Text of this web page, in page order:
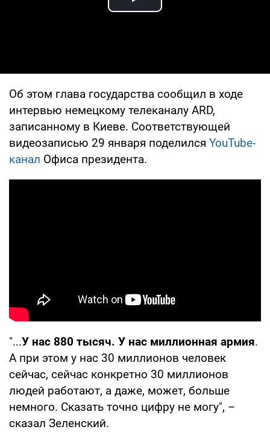
Play Video
Об этом глава государства сообщил в ходе
интервью немецкому телеканалу ARD,
записанному в Киеве. Соответствующей
видеозаписью 29 января поделился YouTube-
канал Офиса президента.
"...У нас 880 тысяч. У нас миллионная армия.
А при этом у нас 30 миллионов человек
сейчас, сейчас конкретно 30 миллионов
людей работают, а даже, может, больше
немного. Сказать точно цифру не могу", –
сказал Зеленский.